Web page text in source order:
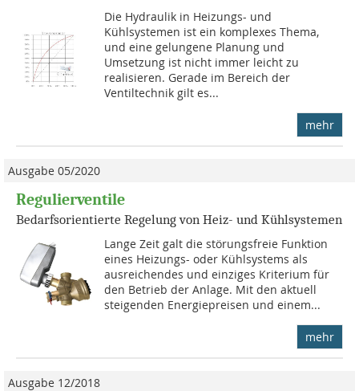
Die Hydraulik in Heizungs- und
Kühlsystemen ist ein komplexes Thema,
und eine gelungene Planung und
Umsetzung ist nicht immer leicht zu
realisieren. Gerade im Bereich der
Ventiltechnik gilt es...
mehr
Ausgabe 05/2020
Regulierventile
Bedarfsorientierte Regelung von Heiz- und Kühlsystemen
Lange Zeit galt die störungsfreie Funktion
eines Heizungs- oder Kühlsystems als
ausreichendes und einziges Kriterium für
den Betrieb der Anlage. Mit den aktuell
steigenden Energiepreisen und einem...
mehr
Ausgabe 12/2018